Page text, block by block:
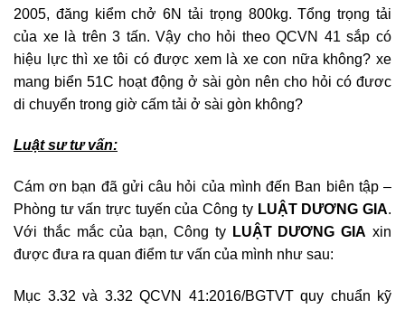
2005, đăng kiểm chở 6N tải trọng 800kg. Tổng trọng tải
của xe là trên 3 tấn. Vậy cho hỏi theo QCVN 41 sắp có
hiệu lực thì xe tôi có được xem là xe con nữa không? xe
mang biển 51C hoạt động ở sài gòn nên cho hỏi có đươc
di chuyển trong giờ cấm tải ở sài gòn không?
Luật sư tư vấn:
Cám ơn bạn đã gửi câu hỏi của mình đến Ban biên tập –
Phòng tư vấn trực tuyến của Công ty LUẬT DƯƠNG GIA.
Với thắc mắc của bạn, Công ty LUẬT DƯƠNG GIA xin
được đưa ra quan điểm tư vấn của mình như sau:
Mục 3.32 và 3.32 QCVN 41:2016/BGTVT quy chuẩn kỹ